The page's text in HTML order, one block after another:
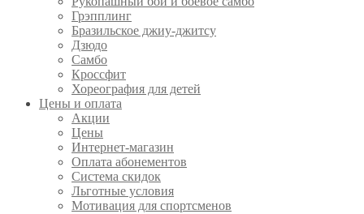
Грэпплинг
Бразильское джиу-джитсу
Дзюдо
Самбо
Кроссфит
Хореография для детей
Цены и оплата
Акции
Цены
Интернет-магазин
Оплата абонементов
Система скидок
Льготные условия
Мотивация для спортсменов